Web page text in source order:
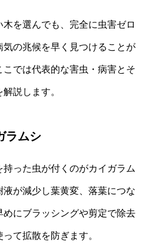
を選んでも、完全に虫害ゼロ
の兆候を早く見つけることが
では代表的な害虫・病害とそ
説します。
ラムシ
った虫が付くのがカイガラム
が減少し葉黄変、落葉につな
にブラッシングや剪定で除去
て拡散を防ぎます。